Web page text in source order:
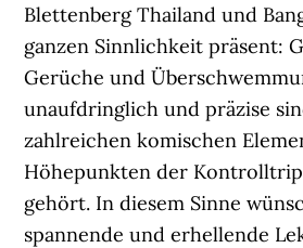
Blettenberg Thailand und
ganzen Sinnlichkeit präsent:
Gerüche und
unaufdringlich und präzise
zahlreichen komischen
Höhepunkten der
gehört. In diesem Sinne
spannende und erhellende